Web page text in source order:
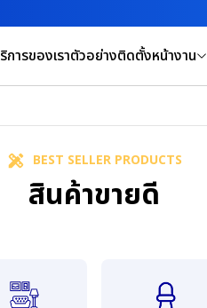
การของเราตัวอย่างติดตั้งหน้างาน
BEST SELLER PRODUCTS
สินค้าขายดี